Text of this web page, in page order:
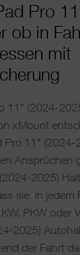
Pro
ob in
mit
11" (2024-
xMount
Pro 11" (2024-
Ansprüchen
2025)
sie in jedem
PKW oder
2025)
der Fahrt